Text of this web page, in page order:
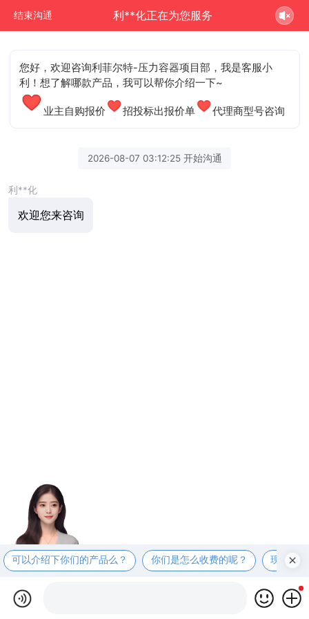
结束沟通 利**化正在为您服务
您好，欢迎咨询利菲尔特-压力容器项目部，我是客服小
利！想了解哪款产品，我可以帮你介绍一下~
业主自购报价 招投标出报价单 代理商型号咨询
2026-08-07 03:12:25 开始沟通
利**化
欢迎您来咨询
可以介绍下你们的产品么？ 你们是怎么收费的呢？ 现在有